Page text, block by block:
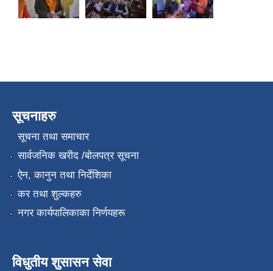
सूचनाहरु
सूचना तथा समाचार
सार्वजनिक खरीद /बोलपत्र सूचना
ऐन, कानुन तथा निर्देशिका
कर तथा शुल्कहरु
नगर कार्यपालिकाका निर्णयहरू
विधुतीय शुसासन सेवा